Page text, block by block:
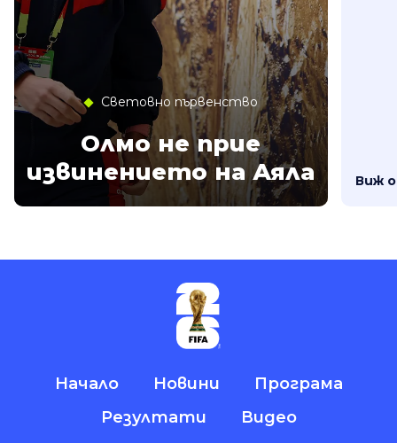
Световно първенство
Олмо не прие
извинението на Аяла
Виж
Начало Новини
Програма
Резултати
Видео